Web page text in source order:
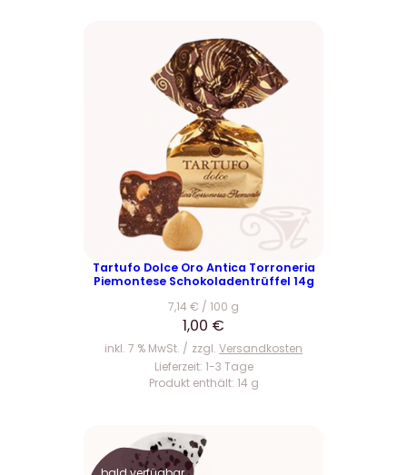
Tartufo Dolce Oro Antica Torroneria
Piemontese Schokoladentrüffel 14g
7,14 € / 100 g
1,00 €
inkl. 7 % MwSt. zzgl. Versandkosten
Lieferzeit: 1-3 Tage
Produkt enthält: 14 g